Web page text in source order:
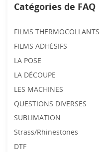
Catégories de FAQ
FILMS THERMOCOLLANTS
FILMS ADHÉSIFS
LA POSE
LA DÉCOUPE
LES MACHINES
QUESTIONS DIVERSES
SUBLIMATION
Strass/Rhinestones
DTF